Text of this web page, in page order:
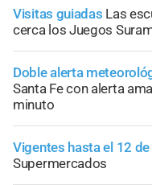
Visitas guiadas Las
cerca los Juegos
Doble alerta
Santa Fe con alerta
minuto
Vigentes hasta el 12
Supermercados